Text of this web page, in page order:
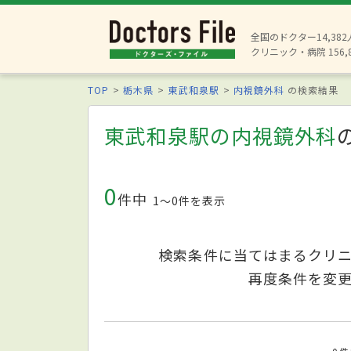
全国のドクター14,382
クリニック・病院
TOP 栃木県 東武和泉駅 内視鏡外科 の検索結果
東武和泉駅の内視鏡外科
0件中 1〜0件を表示
検索条件に当てはまるクリ
再度条件を変